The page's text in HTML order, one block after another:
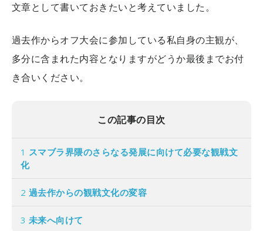
文章として書いておきたいと考えていました。
過去作からオフ大会に参加している私自身の主観が、
多分に含まれた内容となりますがどうか最後までお付
き合いください。
この記事の目次
1 スマブラ界隈のさらなる発展に向けて必要な観戦文
化
2 過去作からの観戦文化の変容
3 未来へ向けて